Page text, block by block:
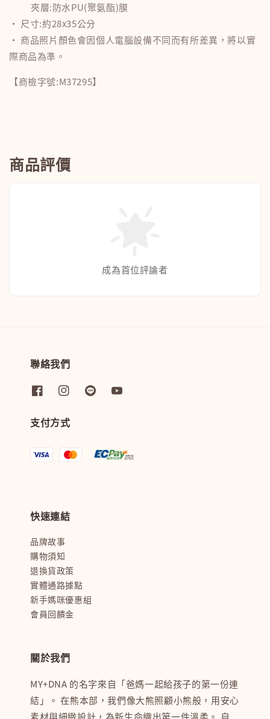
夾層:防水PU(聚氨酯)膜
• 尺寸:約28x35公分
• 商品照片顏色會因個人電腦設備不同而有所差異，將以實
際商品為準。
【商檢字號:M37295】
商品評價
成為首位評論者
聯絡我們
支付方式
快速連結
品牌故事
購物須知
退換貨政策
實體通路據點
新手媽咪優惠組
會員回饋金
關於我們
MY+DNA 的名字來自「爸媽一起給孩子的第一份連
結」。 在熊本部，我們像大熊照顧小熊般，用安心
素材與細緻設計，為新生命織出第一件溫柔。 自